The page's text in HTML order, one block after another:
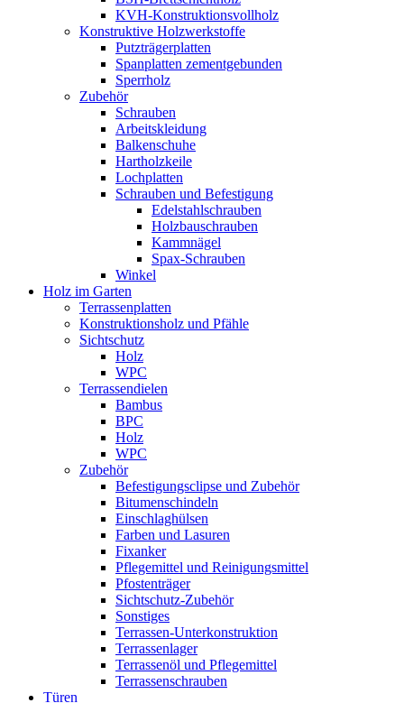
KVH-Konstruktionsvollholz
Konstruktive Holzwerkstoffe
Putzträgerplatten
Spanplatten zementgebunden
Sperrholz
Zubehör
Schrauben
Arbeitskleidung
Balkenschuhe
Hartholzkeile
Lochplatten
Schrauben und Befestigung
Edelstahlschrauben
Holzbauschrauben
Kammnägel
Spax-Schrauben
Winkel
Holz im Garten
Terrassenplatten
Konstruktionsholz und Pfähle
Sichtschutz
Holz
WPC
Terrassendielen
Bambus
BPC
Holz
WPC
Zubehör
Befestigungsclipse und Zubehör
Bitumenschindeln
Einschlaghülsen
Farben und Lasuren
Fixanker
Pflegemittel und Reinigungsmittel
Pfostenträger
Sichtschutz-Zubehör
Sonstiges
Terrassen-Unterkonstruktion
Terrassenlager
Terrassenöl und Pflegemittel
Terrassenschrauben
Türen